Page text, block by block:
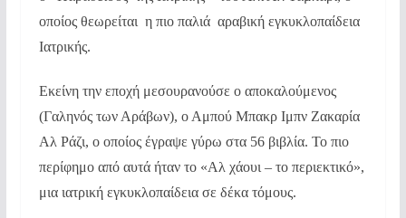
οποίος θεωρείται η πιο παλιά αραβική εγκυκλοπαίδεια
Ιατρικής.
Εκείνη την εποχή μεσουρανούσε ο αποκαλούμενος
(Γαληνός των Αράβων), ο Αμπού Μπακρ Ιμπν Ζακαρία
Αλ Ράζι, ο οποίος έγραψε γύρω στα 56 βιβλία. Το πιο
περίφημο από αυτά ήταν το «Αλ χάουι – το περιεκτικό»,
μια ιατρική εγκυκλοπαίδεια σε δέκα τόμους.